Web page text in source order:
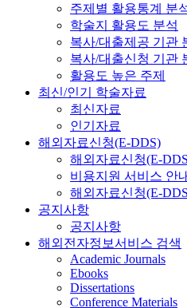
주제별 활용통계 분
학술지 활용도 분석
복사/대출제공 기관
복사/대출신청 기관
활용도 높은 주제
최신/인기 학술자료
최신자료
인기자료
해외자료신청(E-DDS)
해외자료신청(E-
비용지원 서비스 안
해외자료신청(E-
공지사항
공지사항
해외전자정보서비스 검색
Academic Journals
Ebooks
Dissertations
Conference Materials